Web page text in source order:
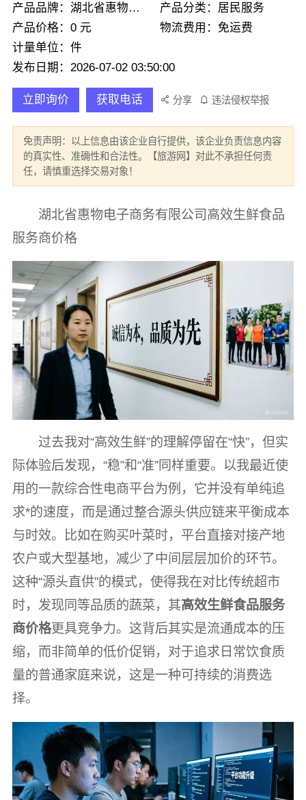
产品品牌：湖北省惠物电子商务有限公司
产品分类：居民服务
产品价格：0 元
物流费用：免运费
计量单位：件
发布日期：2026-07-02 03:50:00
立即询价 获取电话 分享 违法侵权举报
免责声明：以上信息由该企业自行提供，该企业负责信息内容
的真实性、准确性和合法性。【旅游网】对此不承担任何责
任，请慎重选择交易对象！
湖北省惠物电子商务有限公司高效生鲜食品
服务商价格
过去我对“高效生鲜”的理解停留在“快”，但实
际体验后发现，“稳”和“准”同样重要。以我最近使
用的一款综合性电商平台为例，它并没有单纯追
求*的速度，而是通过整合源头供应链来平衡成本
与时效。比如在购买叶菜时，平台直接对接产地
农户或大型基地，减少了中间层层加价的环节。
这种“源头直供”的模式，使得我在对比传统超市
时，发现同等品质的蔬菜，其高效生鲜食品服务
商价格更具竞争力。这背后其实是流通成本的压
缩，而非简单的低价促销，对于追求日常饮食质
量的普通家庭来说，这是一种可持续的消费选
择。